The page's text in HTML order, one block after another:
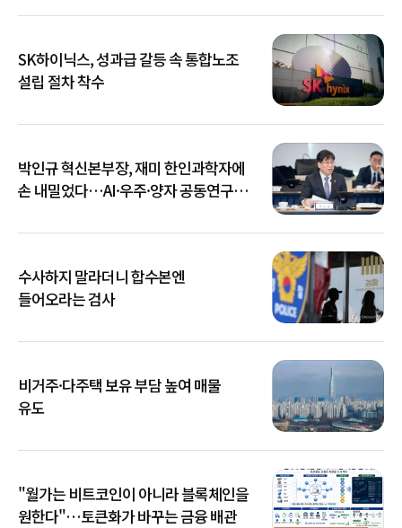
SK하이닉스, 성과급 갈등 속 통합노조
설립 절차 착수
박인규 혁신본부장, 재미 한인과학자에
손 내밀었다…AI·우주·양자 공동연구
수사하지 말라더니 합수본엔
들어오라는 검사
비거주·다주택 보유 부담 높여 매물
유도
"월가는 비트코인이 아니라 블록체인을
원한다"…토큰화가 바꾸는 금융 배관